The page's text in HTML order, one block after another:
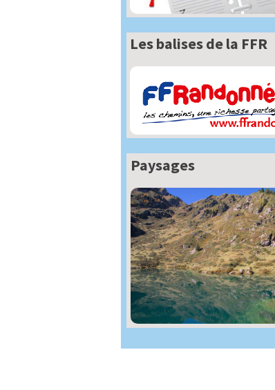
Les balises de la FFR
Paysages